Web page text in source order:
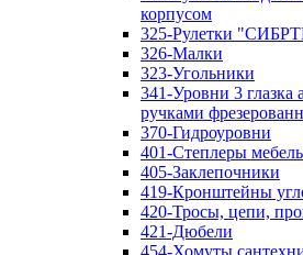
корпусом
325-Рулетки
326-Малки
323-Угольники
341-Уровни 3
ручками
370-Гидроуровни
401-Степлеры
405-Заклепочники
419-Кронштейны
420-Тросы, цепи,
421-Дюбели
454-Хомуты